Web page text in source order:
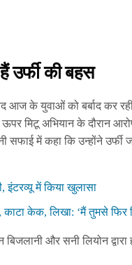
की बहस
आज के युवाओं को बर्बाद कर
मिटू अभियान के दौरान
सफाई में कहा कि उन्होंने उर्फी
इंटरव्यू में किया खुलासा
काटा केक, लिखा: ‘मैं तुमसे फिर
और सनी लियोन द्वारा